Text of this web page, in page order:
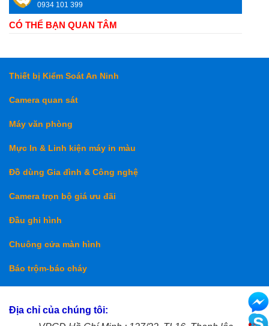
0934 101 399
CÓ THỂ BẠN QUAN TÂM
Thiết bị Kiểm Soát An Ninh
Camera quan sát
Máy văn phòng
Mực In & Linh kiện máy in màu
Đồ dùng Gia đình & Công nghệ
Camera trọn bộ giá ưu đãi
Đầu ghi hình
Chuông cửa màn hình
Báo trộm-báo cháy
Địa chỉ của chúng tôi: